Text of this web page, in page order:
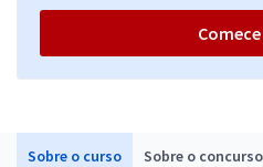
Sobre o curso Sobre o concurso